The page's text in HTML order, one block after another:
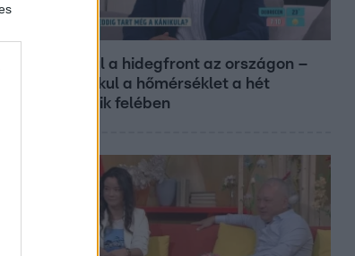
Átvonul a hidegfront az országon –
így alakul a hőmérséklet a hét
második felében